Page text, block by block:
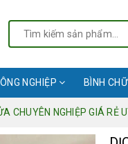
NGHIỆP BÌNH
CHUYÊN NGHIỆP GIÁ RẺ